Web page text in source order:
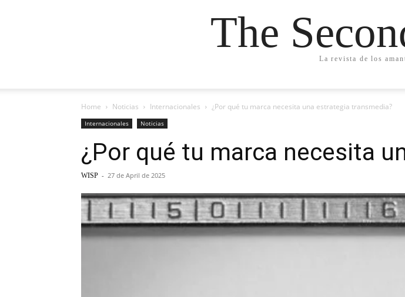
The
La revista de los
Home Noticias Internacionales ¿Por qué tu marca necesita una estrategia transmedia?
Internacionales Noticias
¿Por qué tu marca necesita
WISP - 27 de April de 2025